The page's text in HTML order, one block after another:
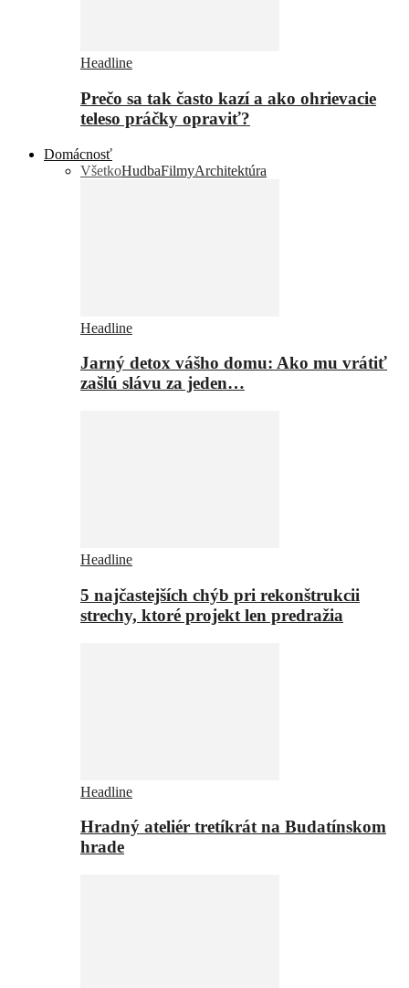
Headline
Prečo sa tak často kazí a ako ohrievacie
teleso práčky opraviť?
Domácnosť
VšetkoHudbaFilmyArchitektúra
Headline
Jarný detox vášho domu: Ako mu vrátiť
zašlú slávu za jeden…
Headline
5 najčastejších chýb pri rekonštrukcii
strechy, ktoré projekt len predražia
Headline
Hradný ateliér tretíkrát na Budatínskom
hrade